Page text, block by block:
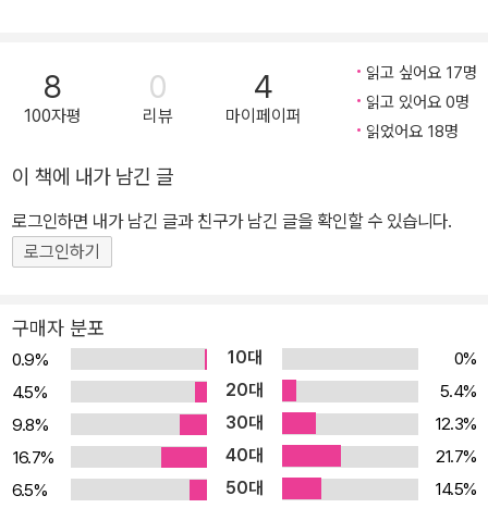
위해 싸우다가 박정희 유신독재에 쓰러진 장준하를 오늘날 후세의 사
람들이 새롭게 재평가하는 계기가 되기를 바라기 때문이다. 따라서
장준하의 삶에서 어떤 일이 벌어졌고, 그가 무엇을 위해 누구와 싸웠
을 바탕으로 낱낱이 공개했다. 한편 장준하 선생을 상대로 한 중정의
초법적인 사찰은 엄연히 명백한 범죄 증거이다. 민주주의 국가에서
절대 일어나선 안 될 불법 행위를 그때 막지 못했다면, 지금이라도 제
보원을 활용한 정보 수집 등 불의한 권력의 실태를 고발한다. ■ ‘민주
주의를 밝힌 등불’ 장준하의 삶과 진실에 한 발 더 다가서다 이 책은
박정희 독재 권력하에서 누구도 기록할 수 없었던 장준하 선생의 살
아 있는 말과 행동을 오늘에 다시 되살려낸다. 역설적이게도 장준하
의 모든 것을 감시하고 기록한 중정 덕분이다. 장준하를 가두고 처벌
할 목적으로 중정이 기록한 장준하 선생의 말과 글을 통해 우리는 새
8
100자평
0
리뷰
4
마이페이퍼
읽고 싶어요 17명
읽고 있어요 0명
읽었어요 18명
이 책에 내가 남긴 글
로그인하면 내가 남긴 글과 친구가 남긴 글을 확인할 수 있습니다.
로그인하기
구매자 분포
0.9% 10대
0%
4.5%
20대
5.4%
9.8%
30대
12.3%
16.7%
40대
21.7%
6.5%
50대
14.5%